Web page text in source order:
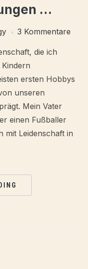
…
3 Kommentare
die ich
ersten Hobbys
unseren
Mein Vater
einen Fußballer
mit Leidenschaft in